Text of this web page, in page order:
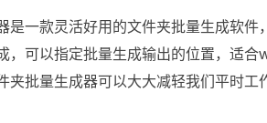
是一款灵活好用的文件夹批量生成软
，可以指定批量生成输出的位置，
夹批量生成器可以大大减轻我们平时